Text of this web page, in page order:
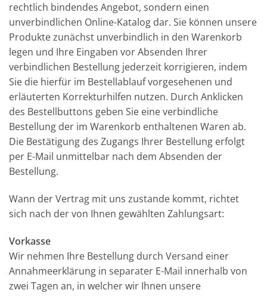
rechtlich bindendes Angebot, sondern einen
unverbindlichen Online-Katalog dar. Sie können unsere
Produkte zunächst unverbindlich in den Warenkorb
legen und Ihre Eingaben vor Absenden Ihrer
verbindlichen Bestellung jederzeit korrigieren, indem
Sie die hierfür im Bestellablauf vorgesehenen und
erläuterten Korrekturhilfen nutzen. Durch Anklicken
des Bestellbuttons geben Sie eine verbindliche
Bestellung der im Warenkorb enthaltenen Waren ab.
Die Bestätigung des Zugangs Ihrer Bestellung erfolgt
per E-Mail unmittelbar nach dem Absenden der
Bestellung.
Wann der Vertrag mit uns zustande kommt, richtet
sich nach der von Ihnen gewählten Zahlungsart:
Vorkasse
Wir nehmen Ihre Bestellung durch Versand einer
Annahmeerklärung in separater E-Mail innerhalb von
zwei Tagen an, in welcher wir Ihnen unsere